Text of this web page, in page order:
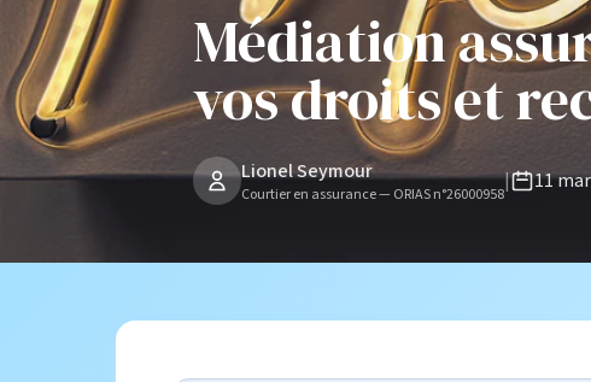
Médiation
vos droits et
Lionel Seymour
Courtier en assurance — ORIAS n°26000958
| 11